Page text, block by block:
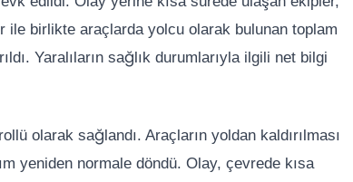
ile birlikte araçlarda yolcu olarak bulunan toplam
Yaralıların sağlık durumlarıyla ilgili net bilgi
olarak sağlandı. Araçların yoldan kaldırılması
yeniden normale döndü. Olay, çevrede kısa